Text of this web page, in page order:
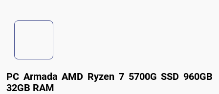
PC Armada AMD Ryzen 7 5700G SSD 960GB
32GB RAM